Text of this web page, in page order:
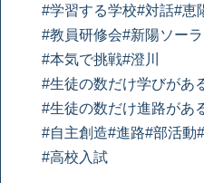
#学習する学校#対話#恵
#教員研修会#新陽ソー
#本気で挑戦#澄川
#生徒の数だけ学びがあ
#生徒の数だけ進路があ
#自主創造#進路#部活動
#高校入試